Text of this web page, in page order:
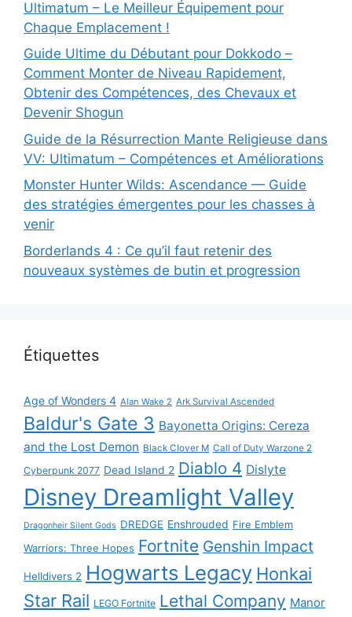
Ultimatum – Le Meilleur Équipement pour
Chaque Emplacement !
Guide Ultime du Débutant pour Dokkodo –
Comment Monter de Niveau Rapidement,
Obtenir des Compétences, des Chevaux et
Devenir Shogun
Guide de la Résurrection Mante Religieuse dans
VV: Ultimatum – Compétences et Améliorations
Monster Hunter Wilds: Ascendance — Guide
des stratégies émergentes pour les chasses à
venir
Borderlands 4 : Ce qu’il faut retenir des
nouveaux systèmes de butin et progression
Étiquettes
Age of Wonders 4 Alan Wake 2 Ark Survival Ascended
Baldur's Gate 3 Bayonetta Origins: Cereza
and the Lost Demon Black Clover M Call of Duty Warzone 2
Cyberpunk 2077 Dead Island 2 Diablo 4 Dislyte
Disney Dreamlight Valley
Dragonheir Silent Gods DREDGE Enshrouded Fire Emblem
Warriors: Three Hopes Fortnite Genshin Impact
Helldivers 2 Hogwarts Legacy Honkai
Star Rail LEGO Fortnite Lethal Company Manor